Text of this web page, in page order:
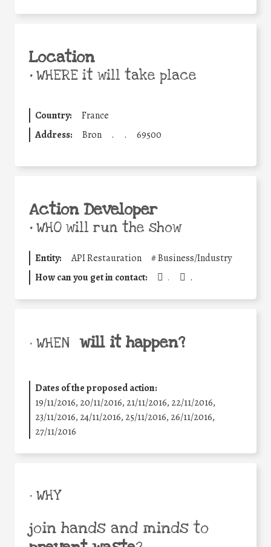
Location
•WHERE it will take place
Country:
France
Address:
Bron . . 69500
Action Developer
•WHO will run the show
Entity: API Restauration #Business/Industry
How can you get in contact:
. .
• WHEN will it happen?
Dates of the proposed action:
19/11/2016, 20/11/2016, 21/11/2016, 22/11/2016,
23/11/2016, 24/11/2016, 25/11/2016, 26/11/2016,
27/11/2016
• WHY
join hands and minds to